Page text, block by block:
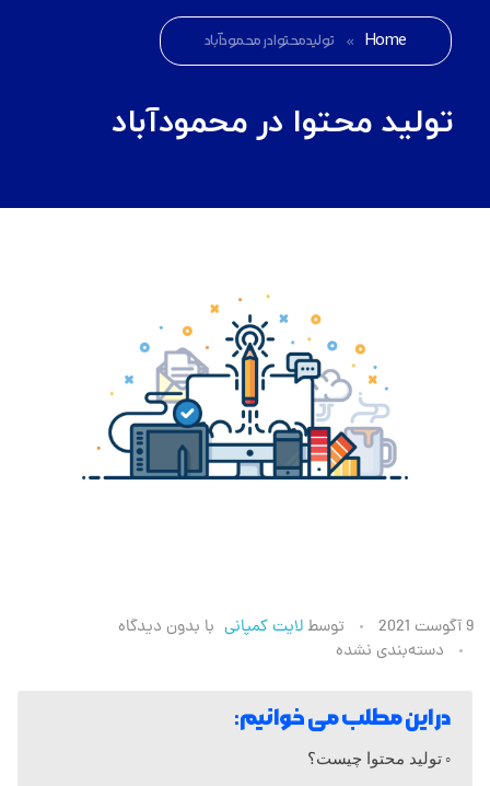
Home
» تولید محتوا در محمودآباد
تولید محتوا در محمودآباد
ت
9 آگوست 2021 توسطلایت کمپانی با بدون دیدگاه
دسته‌بندی نشده
در این مطلب می خوانیم:
تولید محتوا چیست؟